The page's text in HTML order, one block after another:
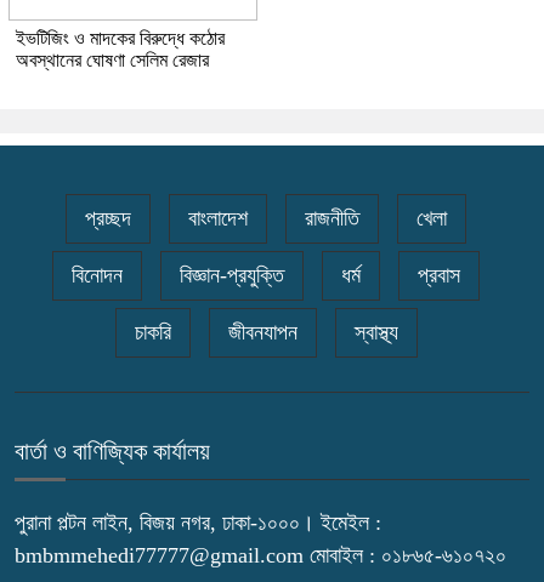
ইভটিজিং ও মাদকের বিরুদ্ধে কঠোর
অবস্থানের ঘোষণা সেলিম রেজার
প্রচ্ছদ বাংলাদেশ রাজনীতি খেলা
বিনোদন বিজ্ঞান-প্রযুক্তি ধর্ম প্রবাস
চাকরি জীবনযাপন স্বাস্থ্য
বার্তা ও বাণিজ্যিক কার্যালয়
পুরানা পল্টন লাইন, বিজয় নগর, ঢাকা-১০০০। ইমেইল :
bmbmmehedi77777@gmail.com মোবাইল : ০১৮৬৫-৬১০৭২০